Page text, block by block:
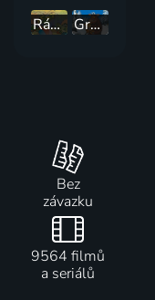
Rákosnícek a jeho rybník Gruffalovo dítě
Bez
závazku
9564 filmů
a seriálů